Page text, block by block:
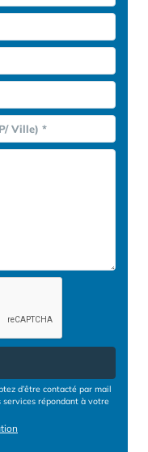
Ville) *
d’être contacté par mail
services répondant à votre